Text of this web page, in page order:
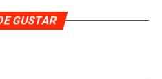
GUSTAR